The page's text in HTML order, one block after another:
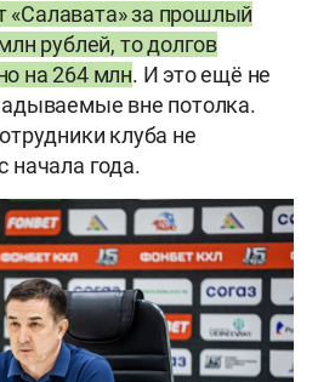
за прошлый
рублей, то долгов
на 264 млн. И это ещё не
вне потолка.
клуба не
начала года.